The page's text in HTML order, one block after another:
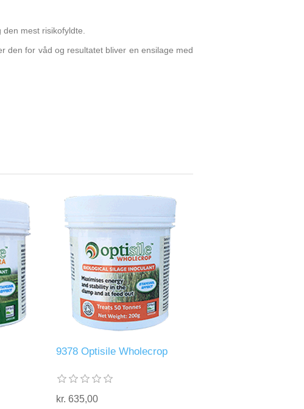
mest risikofyldte.
den for våd og resultatet bliver en ensilage med
9378 Optisile Wholecrop
kr. 635,00